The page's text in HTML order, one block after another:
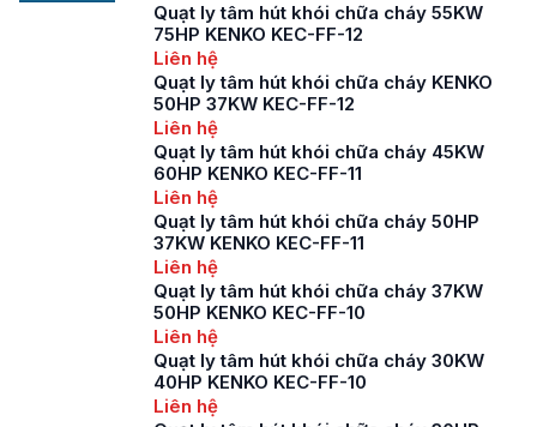
Quạt ly tâm hút khói chữa cháy 55KW
75HP KENKO KEC-FF-12
Liên hệ
Quạt ly tâm hút khói chữa cháy KENKO
50HP 37KW KEC-FF-12
Liên hệ
Quạt ly tâm hút khói chữa cháy 45KW
60HP KENKO KEC-FF-11
Liên hệ
Quạt ly tâm hút khói chữa cháy 50HP
37KW KENKO KEC-FF-11
Liên hệ
Quạt ly tâm hút khói chữa cháy 37KW
50HP KENKO KEC-FF-10
Liên hệ
Quạt ly tâm hút khói chữa cháy 30KW
40HP KENKO KEC-FF-10
Liên hệ